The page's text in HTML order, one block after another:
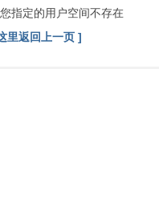
指定的用户空间不存在
里返回上一页 ]